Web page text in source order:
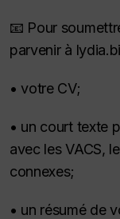
📧 Pour
parvenir à
• votre CV;
• un court texte
avec les VACS,
connexes;
• un résumé de